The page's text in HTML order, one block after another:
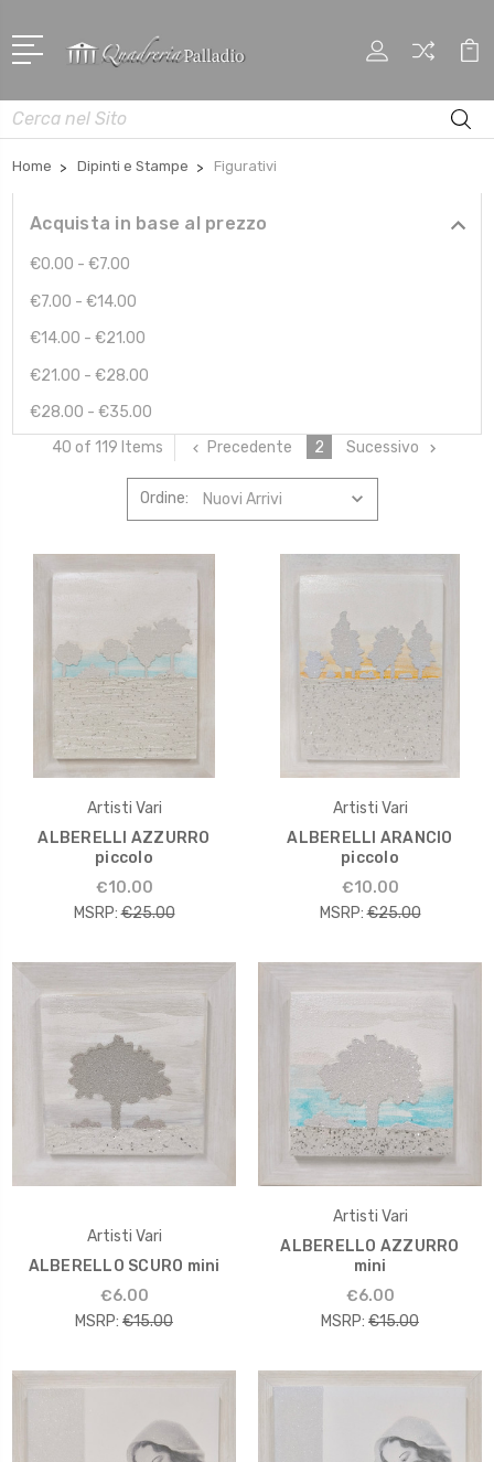
Cerca
Home Dipinti e Stampe Figurativi
Acquista in base al prezzo
€0.00 - €7.00
€7.00 - €14.00
€14.00 - €21.00
€21.00 - €28.00
€28.00 - €35.00
40 of 119 Items
Precedente 2 Sucessivo
Ordine:
Artisti Vari
ALBERELLI AZZURRO
piccolo
€10.00
MSRP: €25.00
Artisti Vari
ALBERELLI ARANCIO
piccolo
€10.00
MSRP: €25.00
Artisti Vari
ALBERELLO SCURO mini
€6.00
MSRP: €15.00
Artisti Vari
ALBERELLO AZZURRO
mini
€6.00
MSRP: €15.00